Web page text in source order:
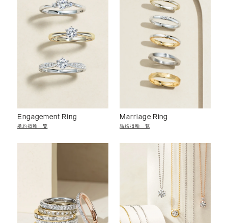
Engagement Ring
婚約指輪一覧
Marriage Ring
結婚指輪一覧